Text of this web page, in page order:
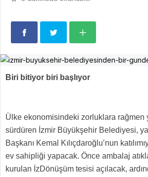
Biri bitiyor biri başlıyor
Ülke ekonomisindeki zorluklara rağmen
sürdüren İzmir Büyükşehir Belediyesi,
Başkanı Kemal Kılıçdaroğlu’nun
ev sahipliği yapacak. Önce ambalaj
kurulan İzDönüşüm tesisi açılacak,